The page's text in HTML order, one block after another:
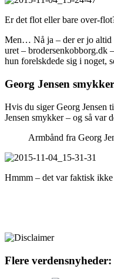
Er det flot eller bare over-
Men… Nå ja – der er jo altid
uret – brodersenkobborg.dk
hun forelskdede sig i noget,
Georg Jensen smykker
Hvis du siger Georg Jensen
Jensen smykker – og så var
Armbånd fra Georg
Hmmm – det var faktisk
Flere verdensnyheder: